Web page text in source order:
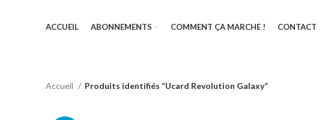
ACCUEIL ABONNEMENTS COMMENT ÇA MARCHE ! CONTACT
Accueil Produits identifiés “Ucard Revolution Galaxy”